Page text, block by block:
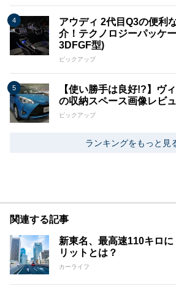
アウディ 2代目Q3の便利
介！テクノロジーパッケ
3DFGF型)
ピックアップ
【使い勝手は良好!?】ヴ
の収納スペース画像レビ
ピックアップ
ランキングをもっと見
関連する記事
新東名、最高速110キロ
リットとは？
カーライフ